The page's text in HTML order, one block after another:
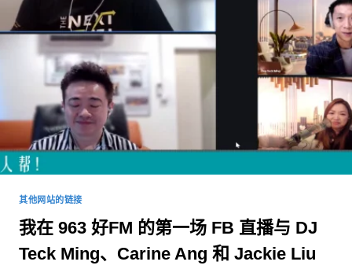
其他网站的链接
我在 963 好FM 的第一场 FB 直播与 DJ
Teck Ming、Carine Ang 和 Jackie Liu